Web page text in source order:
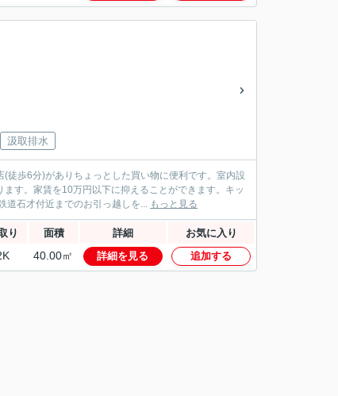
汲取排水
徒歩6分)がありちょっとした買い物に便利です。室内設
す。家賃を10万円以下に抑えることができます。キッ
道石才付近までのお引っ越しを... もっと見る
り 面積 詳細 お気に入り
40.00㎡ 詳細を見る 追加する